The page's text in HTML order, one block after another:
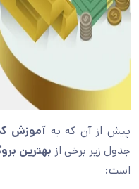
پیش از آن که به آموزش
جدول زیر برخی از بهترین
است: